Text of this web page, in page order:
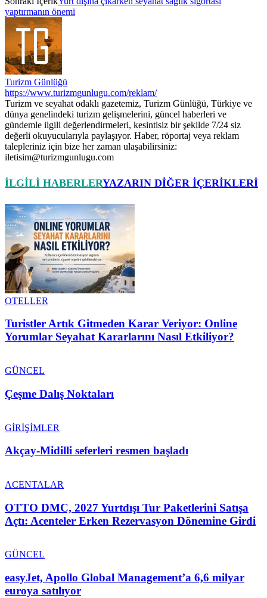
yaptırmanın önemi
Turizm Günlüğü
https://www.turizmgunlugu.com/reklam/
Turizm ve seyahat odaklı gazetemiz, Turizm Günlüğü, Türkiye ve
dünya genelindeki turizm gelişmelerini, güncel haberleri ve
gündemle ilgili değerlendirmeleri, kesintisiz bir şekilde 7/24 siz
değerli okuyucularıyla paylaşıyor. Haber, röportaj veya reklam
talepleriniz için bize her zaman ulaşabilirsiniz:
iletisim@turizmgunlugu.com
İLGILI HABERLERYAZARIN DIĞER İÇERIKLERI
OTELLER
Turistler Artık Gitmeden Karar Veriyor: Online
Yorumlar Seyahat Kararlarını Nasıl Etkiliyor?
GÜNCEL
Çeşme Dalış Noktaları
GİRİŞİMLER
Akçay-Midilli seferleri resmen başladı
ACENTALAR
OTTO DMC, 2027 Yurtdışı Tur Paketlerini Satışa
Açtı: Acenteler Erken Rezervasyon Dönemine Girdi
GÜNCEL
easyJet, Apollo Global Management’a 6,6 milyar
euroya satılıyor